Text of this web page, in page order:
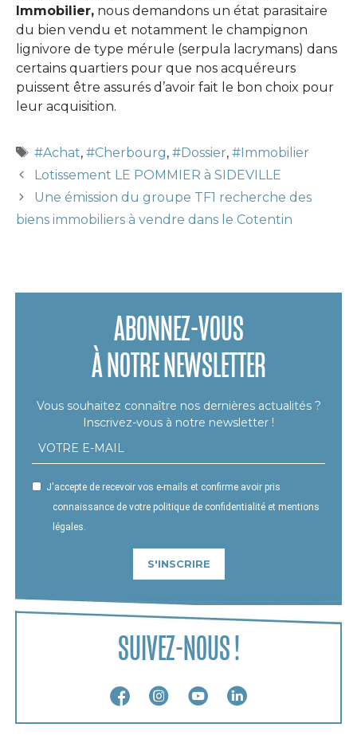
Immobilier, nous demandons un état parasitaire
du bien vendu et notamment le champignon
lignivore de type mérule (serpula lacrymans) dans
certains quartiers pour que nos acquéreurs
puissent être assurés d’avoir fait le bon choix pour
leur acquisition.
#Achat, #Cherbourg, #Dossier, #Immobilier
Lotissement LE POMMIER à SIDEVILLE
Une émission du groupe TF1 recherche des
biens immobiliers à vendre dans le Cotentin
ABONNEZ-VOUS
À NOTRE NEWSLETTER
Vous souhaitez connaître nos dernières actualités ?
Inscrivez-vous à notre newsletter !
J'accepte de recevoir vos e-mails et confirme avoir pris
connaissance de votre politique de confidentialité et mentions
légales.
S'INSCRIRE
SUIVEZ-NOUS !